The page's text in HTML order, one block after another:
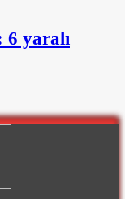
6 yaralı